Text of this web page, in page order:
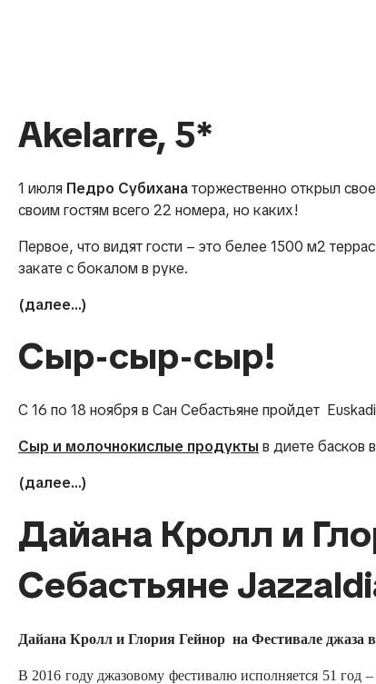
Akelarre, 5*
1 июля Педро Субиханаторжественно открыл
своим гостям всего 22 номера, но каких!
Первое, что видят гости – это белее 1500 м2
закате с бокалом в руке.
(далее…)
Сыр-сыр-сыр!
С 16 по 18 ноября в Сан Себастьяне пройдет
Сыр и молочнокислые продукты в диете басков
(далее…)
Дайана Кролл и
Себастьяне
Дайана Кролл и Глория Гейнор на Фестивале джаза
В 2016 году джазовому фестивалю исполняется 51 год